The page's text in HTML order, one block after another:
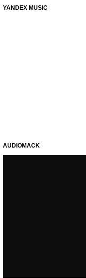
YANDEX MUSIC
AUDIOMACK